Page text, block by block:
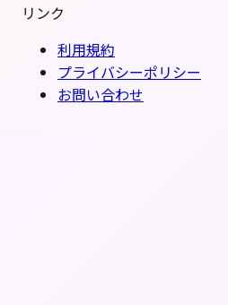
リンク
利用規約
プライバシーポリシー
お問い合わせ